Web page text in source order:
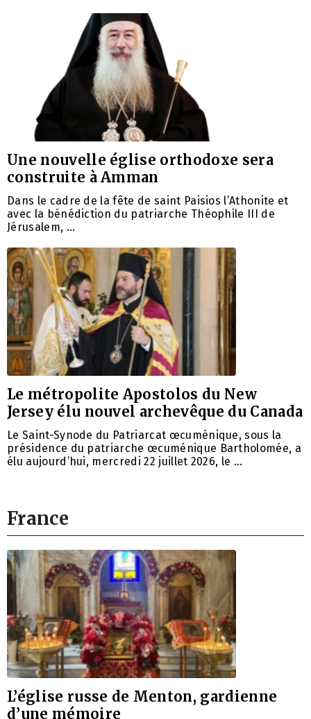
Une nouvelle église orthodoxe sera
construite à Amman
Dans le cadre de la fête de saint Paisios l’Athonite et
avec la bénédiction du patriarche Théophile III de
Jérusalem, …
Le métropolite Apostolos du New
Jersey élu nouvel archevêque du Canada
Le Saint-Synode du Patriarcat œcuménique, sous la
présidence du patriarche œcuménique Bartholomée, a
élu aujourd’hui, mercredi 22 juillet 2026, le …
France
L’église russe de Menton, gardienne
d’une mémoire